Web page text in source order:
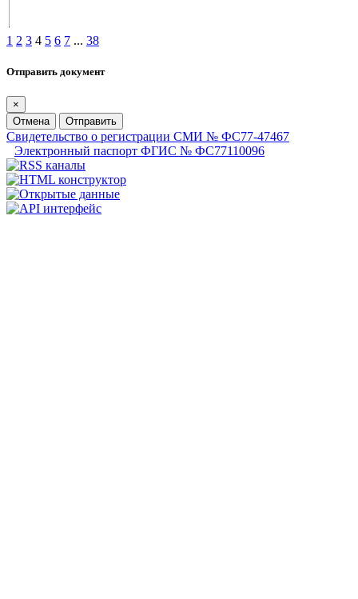
1 2 3 4 5 6 7 ... 38
Отправить документ
×
Отмена
Отправить
Свидетельство о регистрации СМИ № ФС77-47467
Электронный паспорт ФГИС № ФС77110096